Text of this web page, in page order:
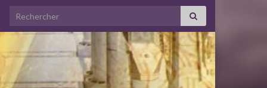
Search for: